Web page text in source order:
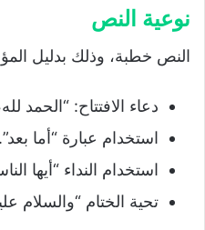
نوعية النص
النص خطبة، وذلك بدليل
دعاء الافتتاح: “الحمد
استخدام عبارة “أما بعد”.
استخدام النداء “أيها
تحية الختام “والسلام